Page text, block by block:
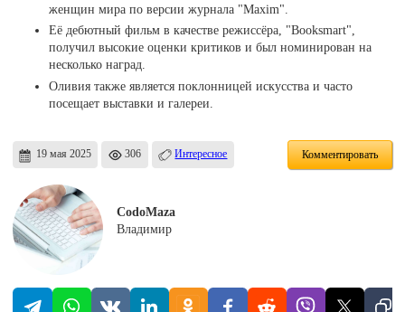
женщин мира по версии журнала "Maxim".
Её дебютный фильм в качестве режиссёра, "Booksmart",
получил высокие оценки критиков и был номинирован на
несколько наград.
Оливия также является поклонницей искусства и часто
посещает выставки и галереи.
19 мая 2025 306 Интересное Комментировать
CodoMaza
Владимир